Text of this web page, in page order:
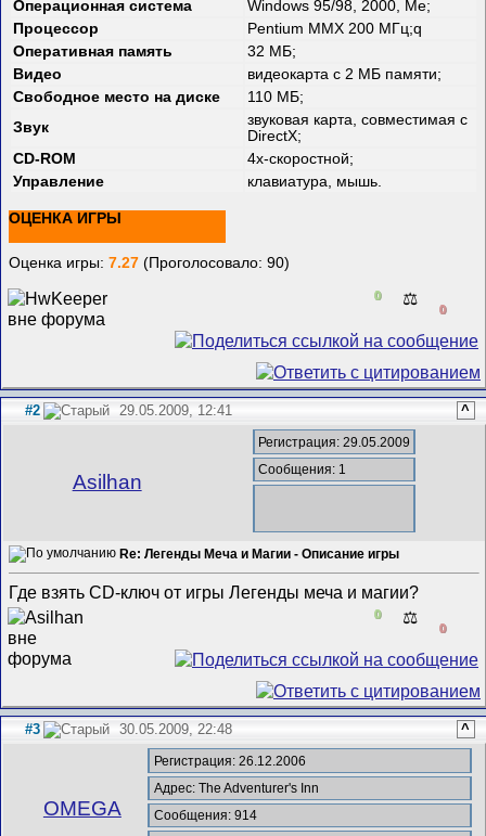
Операционная система
Windows 95/98, 2000, Me;
Процессор
Pentium MMX 200 МГц;q
Оперативная память
32 МБ;
Видео
видеокарта с 2 МБ памяти;
Свободное место на диске
110 МБ;
Звук
звуковая карта, совместимая с
DirectX;
CD-ROM
4х-скоростной;
Управление
клавиатура, мышь.
ОЦЕНКА ИГРЫ
Оценка игры:7.27 (Проголосовало: 90)
0 ⚖️
0
#2 29.05.2009, 12:41 ^
Asilhan
Регистрация: 29.05.2009
Сообщения: 1
Re: Легенды Меча и Магии - Описание игры
Где взять CD-ключ от игры Легенды меча и магии?
0 ⚖️
0
#3 30.05.2009, 22:48 ^
ОMEGA
Регистрация: 26.12.2006
Адрес: The Adventurer's Inn
Сообщения: 914